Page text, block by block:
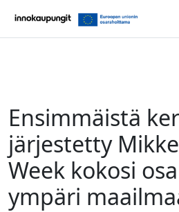
Ensimmäistä
järjestetty
Week kokosi
ympäri